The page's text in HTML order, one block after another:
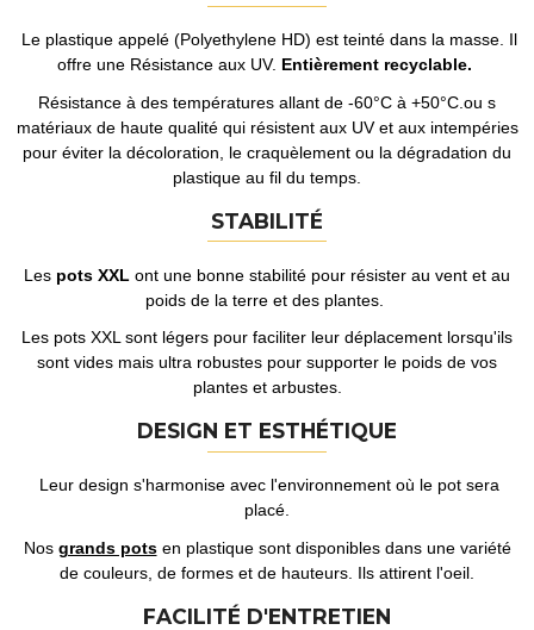
Le plastique appelé (Polyethylene HD) est teinté dans la masse. Il
offre une Résistance aux UV. Entièrement recyclable.
Résistance à des températures allant de -60°C à +50°C.ou s
matériaux de haute qualité qui résistent aux UV et aux intempéries
pour éviter la décoloration, le craquèlement ou la dégradation du
plastique au fil du temps.
STABILITÉ
Les pots XXL ont une bonne stabilité pour résister au vent et au
poids de la terre et des plantes.
Les pots XXL sont légers pour faciliter leur déplacement lorsqu'ils
sont vides mais ultra robustes pour supporter le poids de vos
plantes et arbustes.
DESIGN ET ESTHÉTIQUE
Leur design s'harmonise avec l'environnement où le pot sera
placé.
Nos grands potsen plastique sont disponibles dans une variété
de couleurs, de formes et de hauteurs. Ils attirent l'oeil.
FACILITÉ D'ENTRETIEN